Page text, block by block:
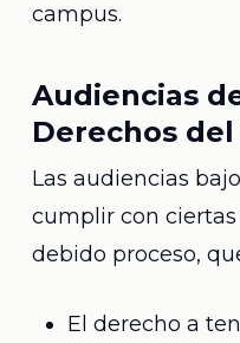
campus.
Audiencias
Derechos
Las audiencias
cumplir con
debido proceso,
El derecho a